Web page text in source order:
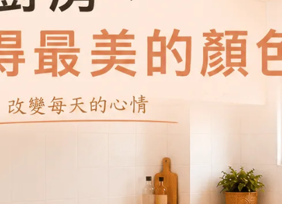
加入最愛 此商
規格說明
調合漆】全系列 19 色總覽